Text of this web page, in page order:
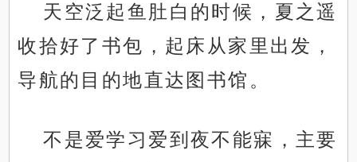
天空泛起鱼肚白的时候，夏之遥
收拾好了书包，起床从家里出发，
导航的目的地直达图书馆。
不是爱学习爱到夜不能寐，主要